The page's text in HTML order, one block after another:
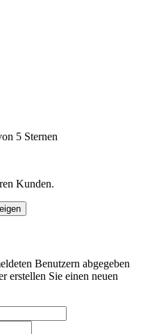
5 Sternen
Kunden.
Benutzern abgegeben
erstellen Sie einen neuen